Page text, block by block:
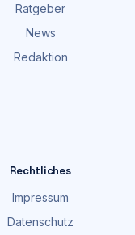
Ratgeber
News
Redaktion
Rechtliches
Impressum
Datenschutz